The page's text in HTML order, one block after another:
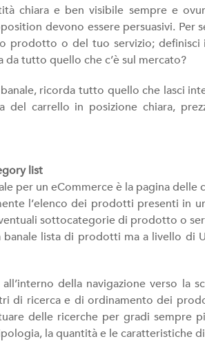
chiara e ben visibile sempre e
devono essere persuasivi. Per
prodotto o del tuo servizio;
da tutto quello che c’è sul mercato?
ricorda tutto quello che lasci
del carrello in posizione chiara,
list
per un eCommerce è la pagina delle
l’elenco dei prodotti presenti in
sottocategorie di prodotto o
banale lista di prodotti ma a livello di
della navigazione verso la
di ricerca e di ordinamento dei
delle ricerche per gradi sempre
la quantità e le caratteristiche